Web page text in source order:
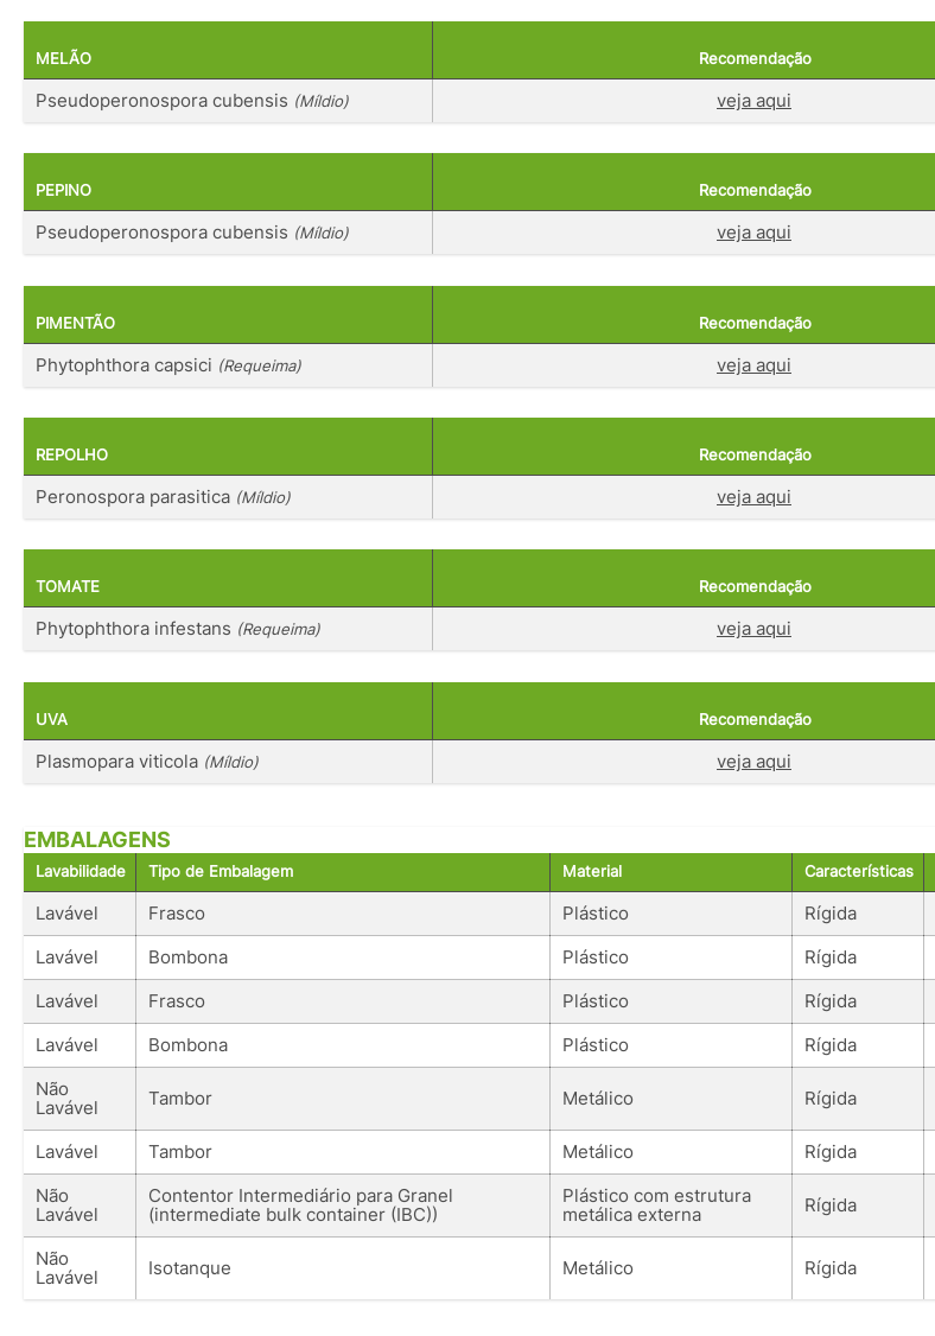
MELÃO Recomendação
Pseudoperonospora cubensis (Míldio) veja aqui
PEPINO Recomendação
Pseudoperonospora cubensis (Míldio) veja aqui
PIMENTÃO Recomendação
Phytophthora capsici (Requeima) veja aqui
REPOLHO Recomendação
Peronospora parasitica (Míldio) veja aqui
TOMATE Recomendação
Phytophthora infestans (Requeima) veja aqui
UVA Recomendação
Plasmopara viticola (Míldio) veja aqui
EMBALAGENS
Lavabilidade Tipo de Embalagem Material Características
Lavável Frasco Plástico Rígida
Lavável
Bombona Plástico Rígida
Lavável
Frasco Plástico Rígida
Lavável
Bombona Plástico Rígida
Não
Lavável
Tambor Metálico Rígida
Lavável Tambor Metálico Rígida
Não
Lavável
Contentor Intermediário para Granel
(intermediate bulk container (IBC))
Plástico com estrutura
metálica externa
Rígida
Não
Lavável
Isotanque Metálico Rígida